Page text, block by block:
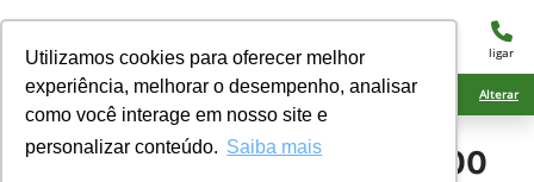
Utilizamos cookies para oferecer melhor
experiência, melhorar o desempenho, analisar
como você interage em nosso site e
personalizar conteúdo. Saiba mais
menu ligar
Ciarama Máquinas Eldorado Alterar
John Deere Plantadeira 1200